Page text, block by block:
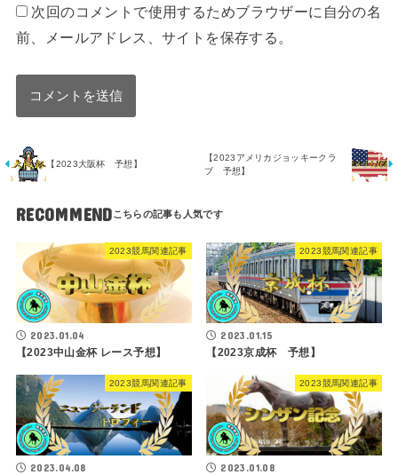
次回のコメントで使用するためブラウザーに自分の名
前、メールアドレス、サイトを保存する。
【2023大阪杯 予想】
【2023アメリカジョッキークラ
ブ 予想】
RECOMMEND
2023競馬関連記事
2023.01.04
【2023中山金杯 レース予想】
2023競馬関連記事
2023.01.15
【2023京成杯 予想】
2023競馬関連記事
2023.04.08
2023競馬関連記事
2023.01.08